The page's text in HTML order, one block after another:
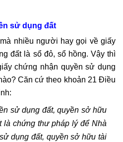
sử dụng đất
nhiều người hay gọi về giấy
đất là sổ đỏ, sổ hồng. Vậy thì
chứng nhận quyền sử dụng
Căn cứ theo khoản 21 Điều
sử dụng đất, quyền sở hữu
là chứng thư pháp lý để Nhà
dụng đất, quyền sở hữu tài